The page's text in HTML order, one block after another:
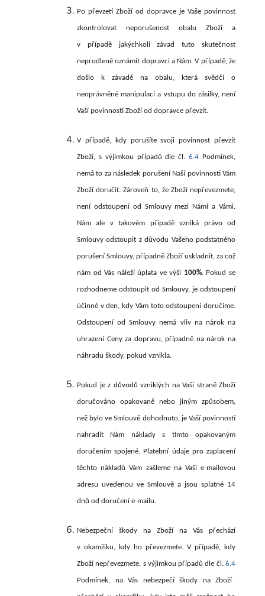
Po převzetí Zboží od dopravce je Vaše povinnost
zkontrolovat neporušenost obalu Zboží a
v případě jakýchkoli závad tuto skutečnost
neprodleně oznámit dopravci a Nám. V případě, že
došlo k závadě na obalu, která svědčí o
neoprávněné manipulaci a vstupu do zásilky, není
Vaší povinností Zboží od dopravce převzít.
V případě, kdy porušíte svoji povinnost převzít
Zboží, s výjimkou případů dle čl.6.4 Podmínek,
nemá to za následek porušení Naší povinnosti Vám
Zboží doručit. Zároveň to, že Zboží nepřevezmete,
není odstoupení od Smlouvy mezi Námi a Vámi.
Nám ale v takovém případě vzniká právo od
Smlouvy odstoupit z důvodu Vašeho podstatného
porušení Smlouvy, případně Zboží uskladnit, za což
nám od Vás náleží úplata ve výši 100%. Pokud se
rozhodneme odstoupit od Smlouvy, je odstoupení
účinné v den, kdy Vám toto odstoupení doručíme.
Odstoupení od Smlouvy nemá vliv na nárok na
uhrazení Ceny za dopravu, případně na nárok na
náhradu škody, pokud vznikla.
Pokud je z důvodů vzniklých na Vaší straně Zboží
doručováno opakovaně nebo jiným způsobem,
než bylo ve Smlouvě dohodnuto, je Vaší povinností
nahradit Nám náklady s tímto opakovaným
doručením spojené. Platební údaje pro zaplacení
těchto nákladů Vám zašleme na Vaši e-mailovou
adresu uvedenou ve Smlouvě a jsou splatné 14
dnů od doručení e-mailu.
Nebezpeční škody na Zboží na Vás přechází
v okamžiku, kdy ho převezmete. V případě, kdy
Zboží nepřevezmete, s výjimkou případů dle čl. 6.4
Podmínek, na Vás nebezpečí škody na Zboží